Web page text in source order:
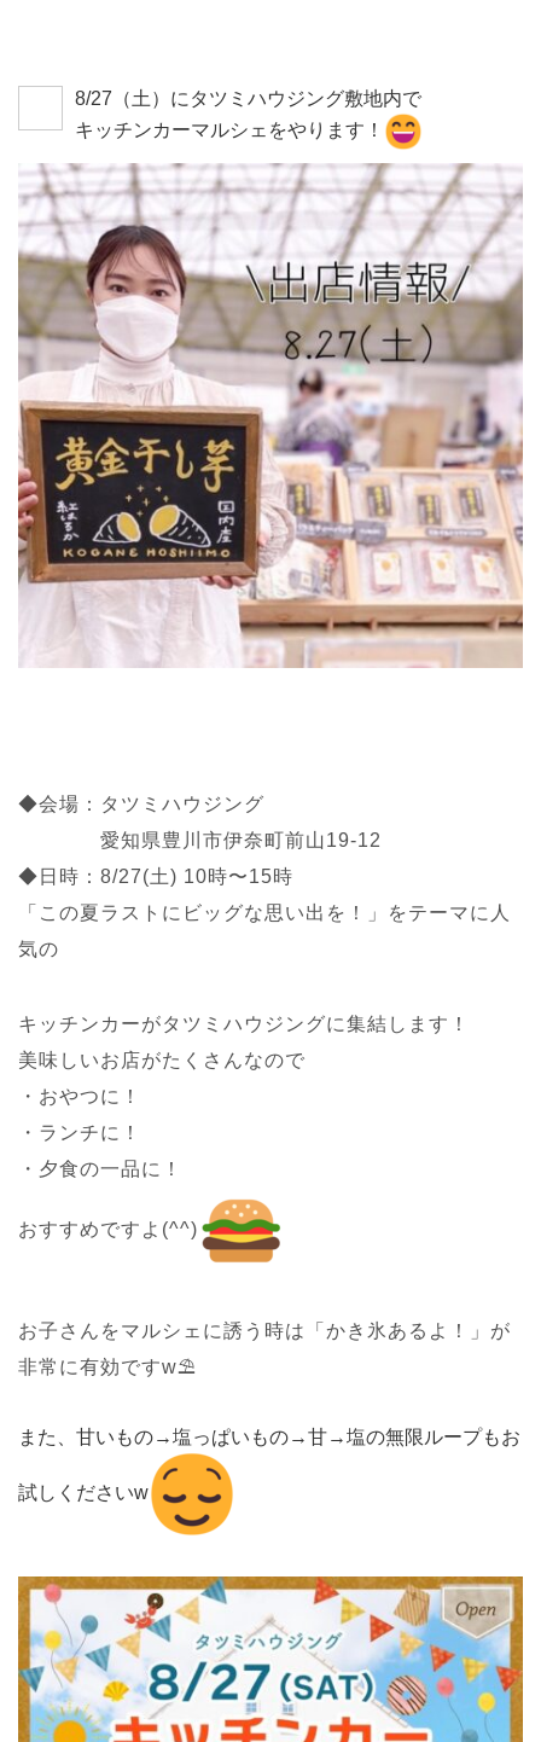
8/27（土）にタツミハウジング敷地内で
キッチンカーマルシェをやります！
◆会場：タツミハウジング
愛知県豊川市伊奈町前山19-12
◆日時：8/27(土) 10時〜15時
「この夏ラストにビッグな思い出を！」をテーマに人
気の
キッチンカーがタツミハウジングに集結します！
美味しいお店がたくさんなので
・おやつに！
・ランチに！
・夕食の一品に！
おすすめですよ(^^)
お子さんをマルシェに誘う時は「かき氷あるよ！」が
非常に有効ですw⛱
また、甘いもの→塩っぱいもの→甘→塩の無限ループもお
試しくださいw